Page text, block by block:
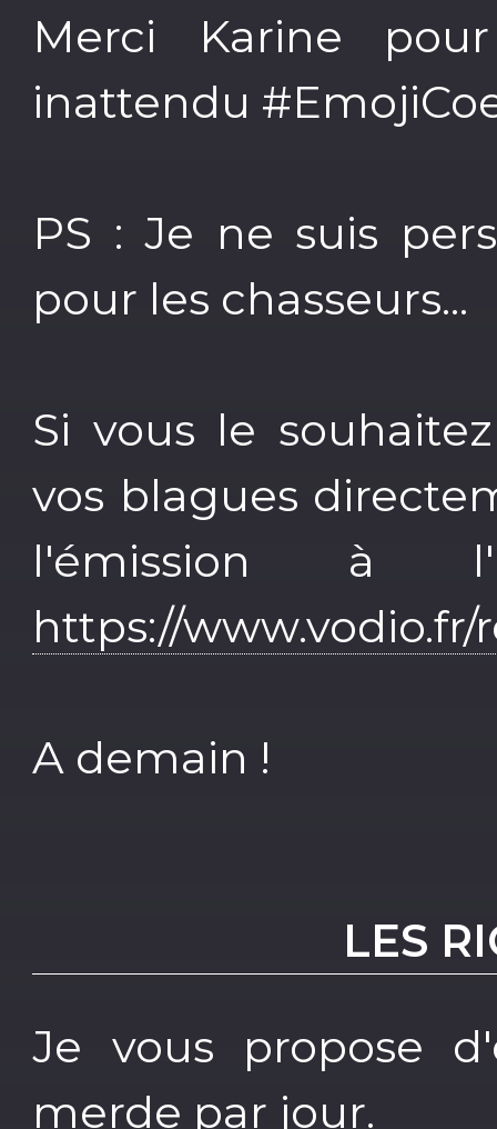
Merci Karine
inattendu
PS : Je ne suis
pour les chasseurs...
Si vous le
vos blagues
l'émission à
https://www.vodio.fr/
A demain !
LES
Je vous propose
merde par jour.